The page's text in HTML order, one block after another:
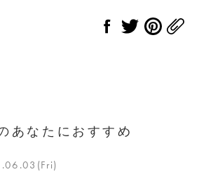
あなたにおすすめ